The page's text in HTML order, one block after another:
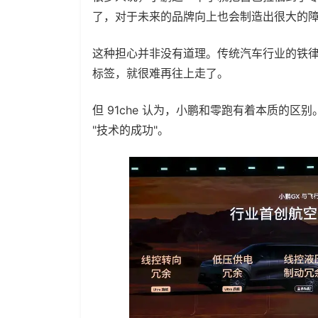
了，对于未来的品牌向上也会制造出很大的
这种担心并非没有道理。传统汽车行业的铁
标签，就很难再往上走了。
但 91che 认为，小鹏和零跑有着本质的区
"技术的成功"。